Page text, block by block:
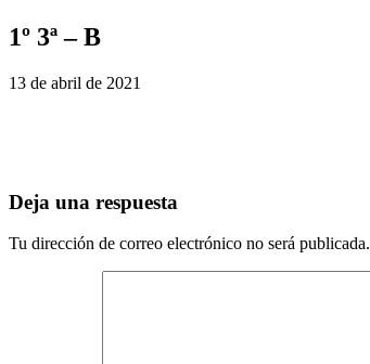
1º 3ª – B
13 de abril de 2021
Deja una respuesta
Tu dirección de correo electrónico no será publicada.